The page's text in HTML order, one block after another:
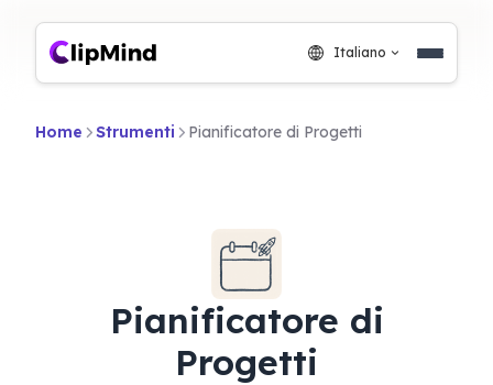
Italiano
Home Strumenti Pianificatore di Progetti
Pianificatore di
Progetti